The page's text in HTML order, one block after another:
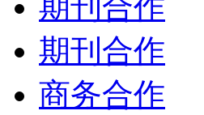
期刊合作
商务合作